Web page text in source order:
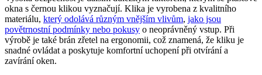
okna s⁤ černou klikou vyznačují. Klika je​ vyrobena z kvalitního
⁢materiálu, který odolává různým vnějším vlivům, jako jsou
‌povětrnostní podmínky nebo pokusy o​ neoprávněný vstup. Při
⁢výrobě je také brán zřetel na ergonomii, což znamená, že kliku je
snadné ovládat a poskytuje komfortní uchopení při otvírání a
zavírání oken.